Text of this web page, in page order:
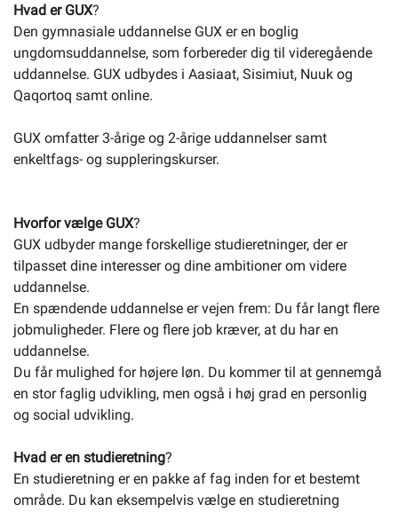
Planportal
Tidsbestilling
Hvad er GUX?
Den gymnasiale uddannelse GUX er en boglig
ungdomsuddannelse, som forbereder dig til videregående
uddannelse. GUX udbydes i Aasiaat, Sisimiut, Nuuk og
Qaqortoq samt online.
GUX omfatter 3-årige og 2-årige uddannelser samt
enkeltfags- og suppleringskurser.
Hvorfor vælge GUX?
GUX udbyder mange forskellige studieretninger, der er
tilpasset dine interesser og dine ambitioner om videre
uddannelse.
En spændende uddannelse er vejen frem: Du får langt flere
jobmuligheder. Flere og flere job kræver, at du har en
uddannelse.
Du får mulighed for højere løn. Du kommer til at gennemgå
en stor faglig udvikling, men også i høj grad en personlig
og social udvikling.
Hvad er en studieretning?
En studieretning er en pakke af fag inden for et bestemt
område. Du kan eksempelvis vælge en studieretning